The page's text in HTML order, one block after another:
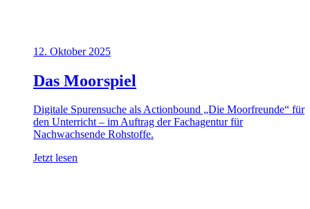
12. Oktober 2025
Das Moorspiel
Digitale Spurensuche als Actionbound „Die Moorfreunde“ für
den Unterricht – im Auftrag der Fachagentur für
Nachwachsende Rohstoffe.
Jetzt lesen